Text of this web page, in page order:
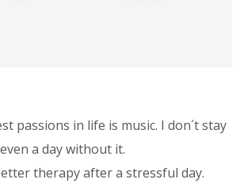
passions in life is music. I don´t stay
even a day without it.
therapy after a stressful day.